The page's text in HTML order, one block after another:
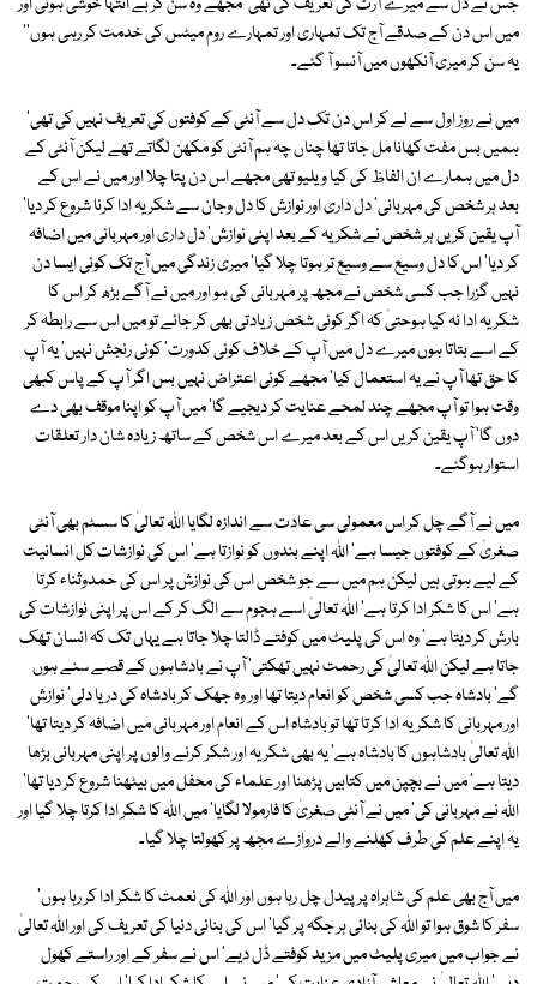
میں اس دن کے صدقے آج تک تمہاری اور تمہارے روم میٹس کی خدمت کر رہی ہوں''
یہ سن کر میری آنکھوں میں آنسو آ گئے۔
میں نے روز اول سے لے کر اس دن تک دل سے آنٹی کے کوفتوں کی تعریف نہیں کی تھی'
ہمیں بس مفت کھانا مل جاتا تھا چناں چہ ہم آنٹی کو مکھن لگاتے تھے لیکن آنٹی کے
دل میں ہمارے ان الفاظ کی کیا ویلیو تھی مجھے اس دن پتا چلا اور میں نے اس کے
بعد ہر شخص کی مہربانی' دل داری اور نوازش کا دل وجان سے شکریہ ادا کرنا شروع کر دیا'
آپ یقین کریں ہر شخص نے شکریہ کے بعد اپنی نوازش' دل داری اور مہربانی میں اضافہ
کر دیا' اس کا دل وسیع سے وسیع تر ہوتا چلا گیا' میری زندگی میں آج تک کوئی ایسا دن
نہیں گزرا جب کسی شخص نے مجھ پر مہربانی کی ہو اور میں نے آگے بڑھ کر اس کا
شکریہ ادا نہ کیا ہوحتیٰ کہ اگر کوئی شخص زیادتی بھی کر جائے تو میں اس سے رابطہ کر
کے اسے بتاتا ہوں میرے دل میں آپ کے خلاف کوئی کدورت' کوئی رنجش نہیں' یہ آپ
کا حق تھا آپ نے یہ استعمال کیا' مجھے کوئی اعتراض نہیں بس اگر آپ کے پاس کبھی
وقت ہوا تو آپ مجھے چند لمحے عنایت کر دیجیے گا' میں آپ کو اپنا موقف بھی دے
دوں گا' آپ یقین کریں اس کے بعد میرے اس شخص کے ساتھ زیادہ شان دار تعلقات
استوار ہوگئے۔
میں نے آگے چل کر اس معمولی سی عادت سے اندازہ لگایا اﷲ تعالیٰ کا سسٹم بھی آنٹی
صغریٰ کے کوفتوں جیسا ہے' اﷲ اپنے بندوں کو نوازتا ہے' اس کی نوازشات کل انسانیت
کے لیے ہوتی ہیں لیکن ہم میں سے جو شخص اس کی نوازش پر اس کی حمدوثناء کرتا
ہے' اس کا شکر ادا کرتا ہے' اﷲ تعالیٰ اسے ہجوم سے الگ کر کے اس پر اپنی نوازشات کی
بارش کر دیتا ہے' وہ اس کی پلیٹ میں کوفتے ڈالتا چلا جاتا ہے یہاں تک کہ انسان تھک
جاتا ہے لیکن اﷲ تعالیٰ کی رحمت نہیں تھکتی' آپ نے بادشاہوں کے قصے سنے ہوں
گے' بادشاہ جب کسی شخص کو انعام دیتا تھا اور وہ جھک کر بادشاہ کی دریا دلی' نوازش
اور مہربانی کا شکریہ ادا کرتا تھا تو بادشاہ اس کے انعام اور مہربانی میں اضافہ کر دیتا تھا'
اﷲ تعالیٰ بادشاہوں کا بادشاہ ہے' یہ بھی شکریہ اور شکر کرنے والوں پر اپنی مہربانی بڑھا
دیتا ہے' میں نے بچپن میں کتابیں پڑھنا اور علماء کی محفل میں بیٹھنا شروع کر دیا تھا'
اﷲ نے مہربانی کی' میں نے آنٹی صغریٰ کا فارمولا لگایا' میں اﷲ کا شکر ادا کرتا چلا گیا اور
یہ اپنے علم کی طرف کھلنے والے دروازے مجھ پر کھولتا چلا گیا۔
میں آج بھی علم کی شاہراہ پر پیدل چل رہا ہوں اور اﷲ کی نعمت کا شکر ادا کر رہا ہوں'
سفر کا شوق ہوا تو اﷲ کی بنائی ہر جگہ پر گیا' اس کی بنائی دنیا کی تعریف کی اور اﷲ تعالیٰ
نے جواب میں میری پلیٹ میں مزید کوفتے ڈل دیے' اس نے سفر کے اور راستے کھول